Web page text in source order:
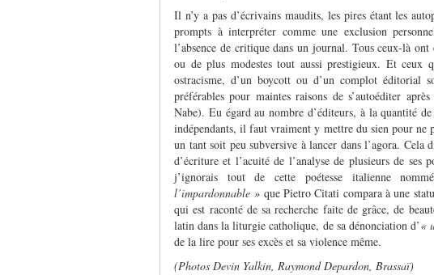
Il n’y a pas d’écrivains maudits, les pires étant les
prompts à interpréter comme une exclusion
l’absence de critique dans un journal. Tous ceux-là
ou de plus modestes tout aussi prestigieux. Et ceux
ostracisme, d’un boycott ou d’un complot éditorial
préférables pour maintes raisons de s’autoéditer
Nabe). Eu égard au nombre d’éditeurs, à la quantité
indépendants, il faut vraiment y mettre du sien pour ne
un tant soit peu subversive à lancer dans l’agora.
d’écriture et l’acuité de l’analyse de plusieurs de
j’ignorais tout de cette poétesse italienne
l’impardonnable » que Pietro Citati compara à une
qui est raconté de sa recherche faite de grâce, de
latin dans la liturgie catholique, de sa dénonciation d’«
de la lire pour ses excès et sa violence même.
(Photos Devin Yalkin, Raymond Depardon, Brassaï)